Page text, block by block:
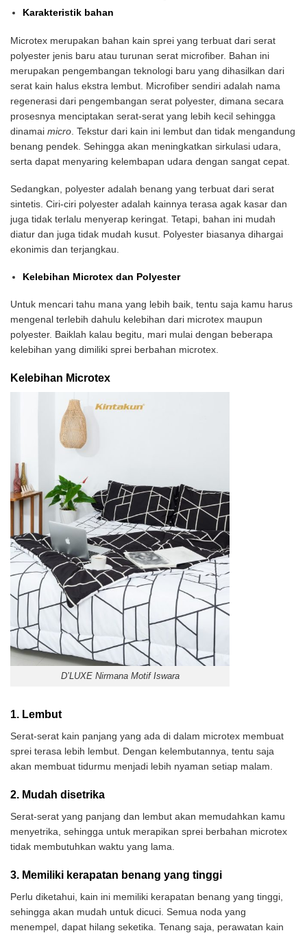
Karakteristik bahan
Microtex merupakan bahan kain sprei yang terbuat dari serat
polyester jenis baru atau turunan serat microfiber. Bahan ini
merupakan pengembangan teknologi baru yang dihasilkan dari
serat kain halus ekstra lembut. Microfiber sendiri adalah nama
regenerasi dari pengembangan serat polyester, dimana secara
prosesnya menciptakan serat-serat yang lebih kecil sehingga
dinamai micro . Tekstur dari kain ini lembut dan tidak mengandung
benang pendek. Sehingga akan meningkatkan sirkulasi udara,
serta dapat menyaring kelembapan udara dengan sangat cepat.
Sedangkan, polyester adalah benang yang terbuat dari serat
sintetis. Ciri-ciri polyester adalah kainnya terasa agak kasar dan
juga tidak terlalu menyerap keringat. Tetapi, bahan ini mudah
diatur dan juga tidak mudah kusut. Polyester biasanya dihargai
ekonimis dan terjangkau.
Kelebihan Microtex dan Polyester
Untuk mencari tahu mana yang lebih baik, tentu saja kamu harus
mengenal terlebih dahulu kelebihan dari microtex maupun
polyester. Baiklah kalau begitu, mari mulai dengan beberapa
kelebihan yang dimiliki sprei berbahan microtex.
Kelebihan Microtex
D’LUXE Nirmana Motif Iswara
1. Lembut
Serat-serat kain panjang yang ada di dalam microtex membuat
sprei terasa lebih lembut. Dengan kelembutannya, tentu saja
akan membuat tidurmu menjadi lebih nyaman setiap malam.
2. Mudah disetrika
Serat-serat yang panjang dan lembut akan memudahkan kamu
menyetrika, sehingga untuk merapikan sprei berbahan microtex
tidak membutuhkan waktu yang lama.
3. Memiliki kerapatan benang yang tinggi
Perlu diketahui, kain ini memiliki kerapatan benang yang tinggi,
sehingga akan mudah untuk dicuci. Semua noda yang
menempel, dapat hilang seketika. Tenang saja, perawatan kain